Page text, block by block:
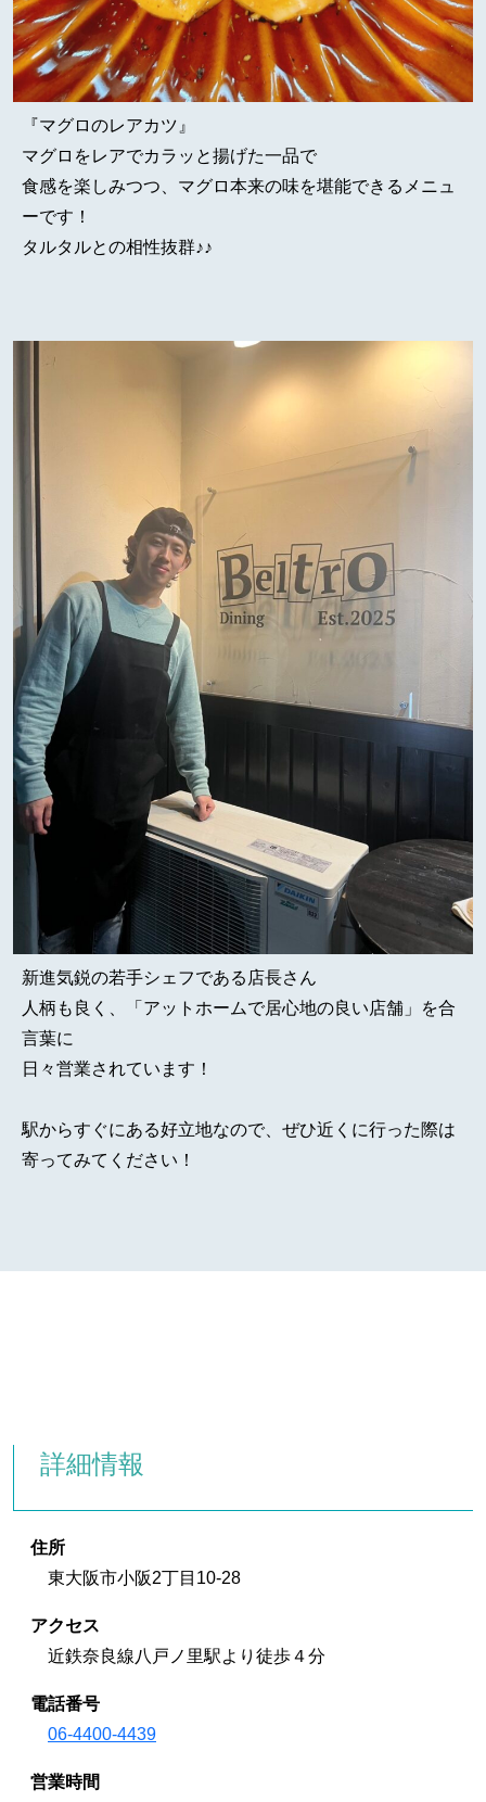
『マグロのレアカツ』
マグロをレアでカラッと揚げた一品で
食感を楽しみつつ、マグロ本来の味を堪能できるメニュ
ーです！
タルタルとの相性抜群♪♪
新進気鋭の若手シェフである店長さん
人柄も良く、「アットホームで居心地の良い店舗」を合
言葉に
日々営業されています！
駅からすぐにある好立地なので、ぜひ近くに行った際は
寄ってみてください！
詳細情報
住所
東大阪市小阪2丁目10-28
アクセス
近鉄奈良線八戸ノ里駅より徒歩４分
電話番号
06-4400-4439
営業時間